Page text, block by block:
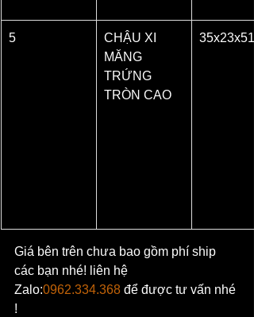
5
CHẬU XI
MĂNG
TRỨNG
TRÒN CAO
35x23x51
Giá bên trên chưa bao gồm phí ship
các bạn nhé! liên hệ
Zalo:0962.334.368 để được tư vấn nhé
!